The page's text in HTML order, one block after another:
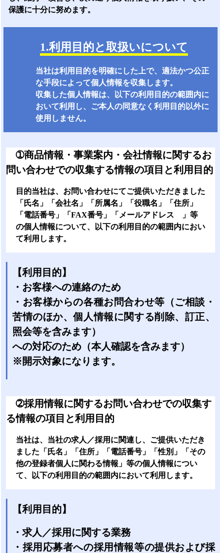
保護に十分に努めます。
1.利用目的と取扱いについて
当社は利用目的を明確にした上で、適法かつ公正
な手段によって個人情報を収集します。
収集した個人情報は、以下の利用目的の範囲内に
おいて利用し、ご本人の同意なく利用目的以外に
使用しません。
➀商品情報・事業案内・会社情報に関するお
問い合わせでの収集する情報の項目と利用目的
目的当社は、お問い合わせにてご提供いただきました
「氏名」「会社名」「所属名」「役職名」「住所」
「電話番号」「FAX番号」「メールアドレス 」等
の個人情報について、以下の利用目的の範囲内におい
て利用します。
【利用目的】
・お客様への連絡のため
・お客様からの各種お問合わせ等（ご相談・
苦情のほか、個人情報に関する削除、訂正、
照会等を含みます）
への対応のため（本人確認を含みます）
※開示対象になります。
➁採用情報に関するお問い合わせでの収集す
る情報の項目と利用目的
当社は、当社の求人／採用に関連し、ご提供いただき
ました「氏名」「住所」「電話番号」「性別」「その
他の登録者個人に関わる情報」等の個人情報につい
て、以下の利用目的の範囲内において利用します。
【利用目的】
・求人／採用に関する業務
・採用応募者への採用情報等の提供および採